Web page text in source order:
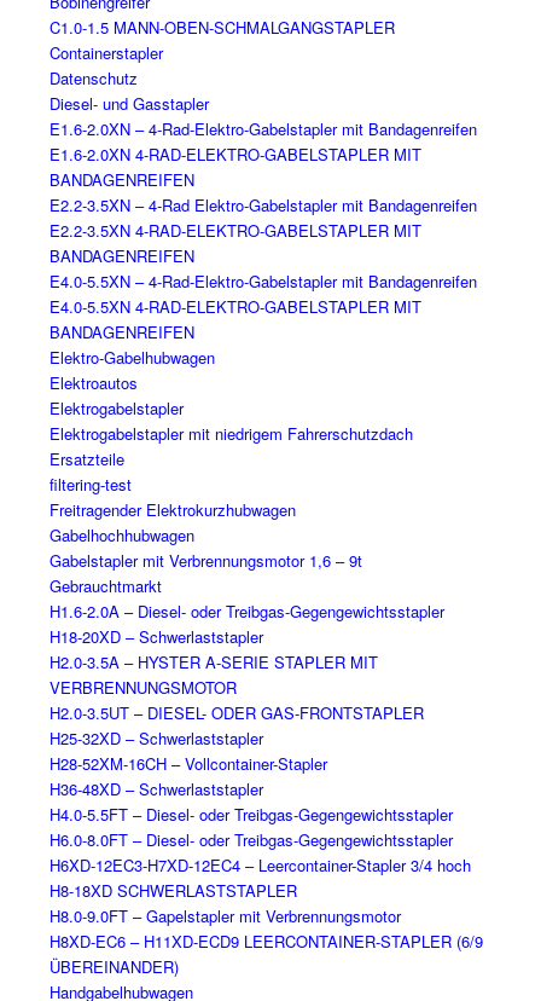
C1.0-1.5 MANN-OBEN-SCHMALGANGSTAPLER
Containerstapler
Datenschutz
Diesel- und Gasstapler
E1.6-2.0XN – 4-Rad-Elektro-Gabelstapler mit Bandagenreifen
E1.6-2.0XN 4-RAD-ELEKTRO-GABELSTAPLER MIT
BANDAGENREIFEN
E2.2-3.5XN – 4-Rad Elektro-Gabelstapler mit Bandagenreifen
E2.2-3.5XN 4-RAD-ELEKTRO-GABELSTAPLER MIT
BANDAGENREIFEN
E4.0-5.5XN – 4-Rad-Elektro-Gabelstapler mit Bandagenreifen
E4.0-5.5XN 4-RAD-ELEKTRO-GABELSTAPLER MIT
BANDAGENREIFEN
Elektro-Gabelhubwagen
Elektroautos
Elektrogabelstapler
Elektrogabelstapler mit niedrigem Fahrerschutzdach
Ersatzteile
filtering-test
Freitragender Elektrokurzhubwagen
Gabelhochhubwagen
Gabelstapler mit Verbrennungsmotor 1,6 – 9t
Gebrauchtmarkt
H1.6-2.0A – Diesel- oder Treibgas-Gegengewichtsstapler
H18-20XD – Schwerlaststapler
H2.0-3.5A – HYSTER A-SERIE STAPLER MIT
VERBRENNUNGSMOTOR
H2.0-3.5UT – DIESEL- ODER GAS-FRONTSTAPLER
H25-32XD – Schwerlaststapler
H28-52XM-16CH – Vollcontainer-Stapler
H36-48XD – Schwerlaststapler
H4.0-5.5FT – Diesel- oder Treibgas-Gegengewichtsstapler
H6.0-8.0FT – Diesel- oder Treibgas-Gegengewichtsstapler
H6XD-12EC3-H7XD-12EC4 – Leercontainer-Stapler 3/4 hoch
H8-18XD SCHWERLASTSTAPLER
H8.0-9.0FT – Gapelstapler mit Verbrennungsmotor
H8XD-EC6 – H11XD-ECD9 LEERCONTAINER-STAPLER (6/9
ÜBEREINANDER)
Handgabelhubwagen